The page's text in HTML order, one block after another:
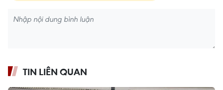
TIN LIÊN QUAN